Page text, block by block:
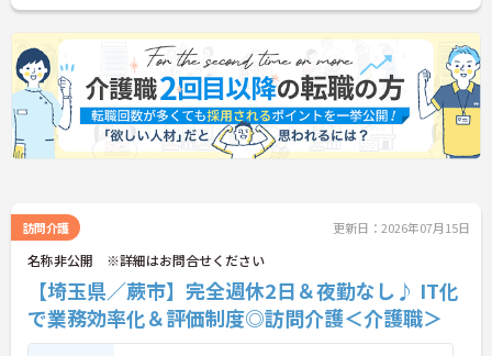
訪問介護 更新日：2026年07月15日
名称非公開 ※詳細はお問合せください
【埼玉県／蕨市】完全週休2日＆夜勤なし♪ IT化
で業務効率化＆評価制度◎訪問介護＜介護職＞